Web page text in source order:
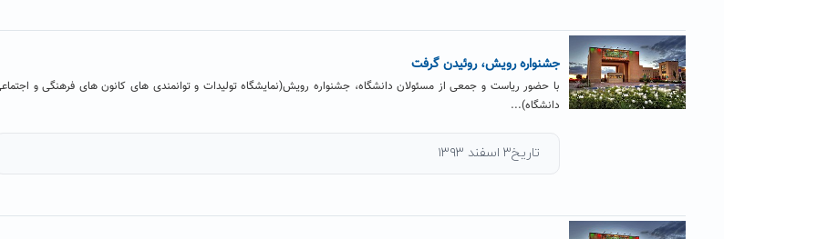
جشنواره رویش، روئیدن گرفت
با حضور ریاست و جمعی از مسئولان دانشگاه، جشنواره رویش(نمایشگاه تولیدات و توانمندی های کانون های فرهنگی و
دانشگاه)...
تاریخ۳ اسفند ۱۳۹۳